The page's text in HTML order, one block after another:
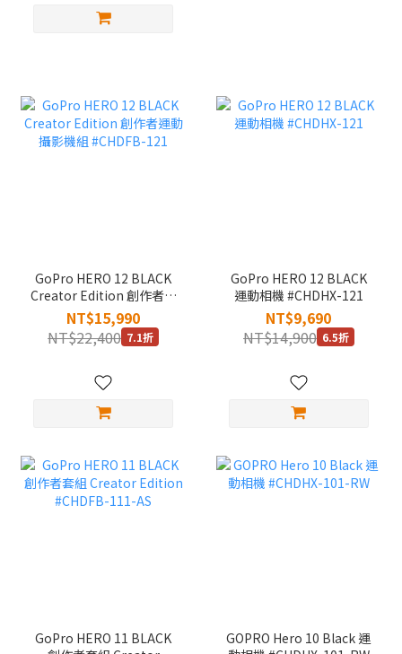
GoPro HERO 12 BLACK
Creator Edition 創作者運
動攝影機組 #CHDFB-121
NT$15,990
NT$22,400 7.1折
GoPro HERO 12 BLACK
運動相機 #CHDHX-121
NT$9,690
NT$14,900 6.5折
GoPro HERO 11 BLACK
GOPRO Hero 10 Black 運